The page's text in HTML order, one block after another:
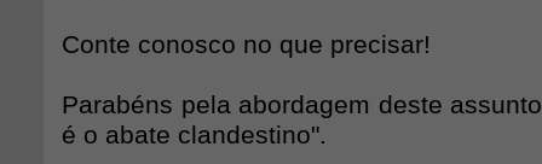
Conte conosco no que precisar!
Parabéns pela abordagem deste
é o abate clandestino".